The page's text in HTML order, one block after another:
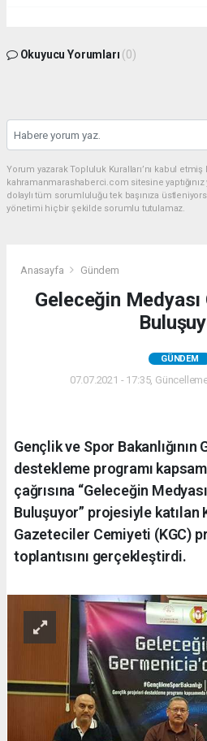
Okuyucu Yorumları (0)
Yorum yazarak Topluluk Kuralları’nı kabul
kahramanmarashaberci.com sitesine
dolaylı tüm sorumluluğu tek başınıza
yönetimi hiçbir şekilde sorumlu tutulamaz.
Anasayfa Gündem
Geleceğin Medyası
GÜNDEM
07.07.2021 - 17:35,
Gençlik ve Spor
destekleme programı
çağrısına “Geleceğin
Buluşuyor” projesiyle katılan
Gazeteciler Cemiyeti (KGC)
toplantısını gerçekleştirdi.